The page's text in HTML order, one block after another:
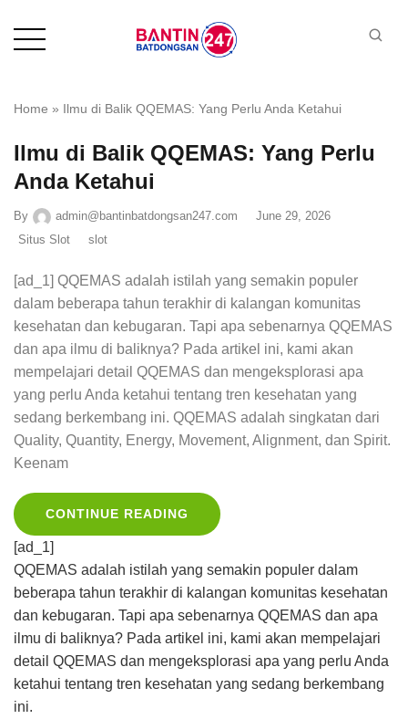
Home » Ilmu di Balik QQEMAS: Yang Perlu Anda Ketahui
Ilmu di Balik QQEMAS: Yang Perlu
Anda Ketahui
By admin@bantinbatdongsan247.com
June 29, 2026
Situs Slot
slot
[ad_1] QQEMAS adalah istilah yang semakin populer
dalam beberapa tahun terakhir di kalangan komunitas
kesehatan dan kebugaran. Tapi apa sebenarnya QQEMAS
dan apa ilmu di baliknya? Pada artikel ini, kami akan
mempelajari detail QQEMAS dan mengeksplorasi apa
yang perlu Anda ketahui tentang tren kesehatan yang
sedang berkembang ini. QQEMAS adalah singkatan dari
Quality, Quantity, Energy, Movement, Alignment, dan Spirit.
Keenam
CONTINUE READING
[ad_1]
QQEMAS adalah istilah yang semakin populer dalam
beberapa tahun terakhir di kalangan komunitas kesehatan
dan kebugaran. Tapi apa sebenarnya QQEMAS dan apa
ilmu di baliknya? Pada artikel ini, kami akan mempelajari
detail QQEMAS dan mengeksplorasi apa yang perlu Anda
ketahui tentang tren kesehatan yang sedang berkembang
ini.